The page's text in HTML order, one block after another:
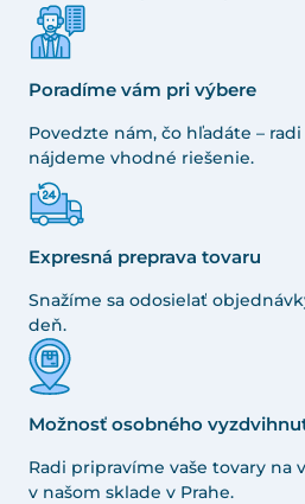
Poradíme vám pri výbere
Povedzte nám, čo hľadáte –
nájdeme vhodné riešenie.
Expresná preprava tovaru
Snažíme sa odosielať
deň.
Možnosť osobného
Radi pripravíme vaše tovary na
v našom sklade v Prahe.